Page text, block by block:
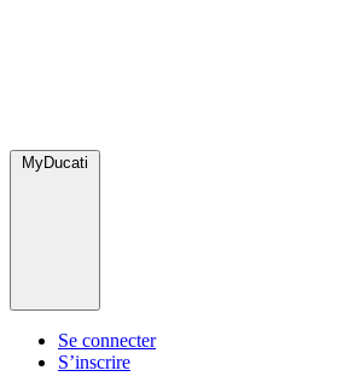
MyDucati
Se connecter
S’inscrire